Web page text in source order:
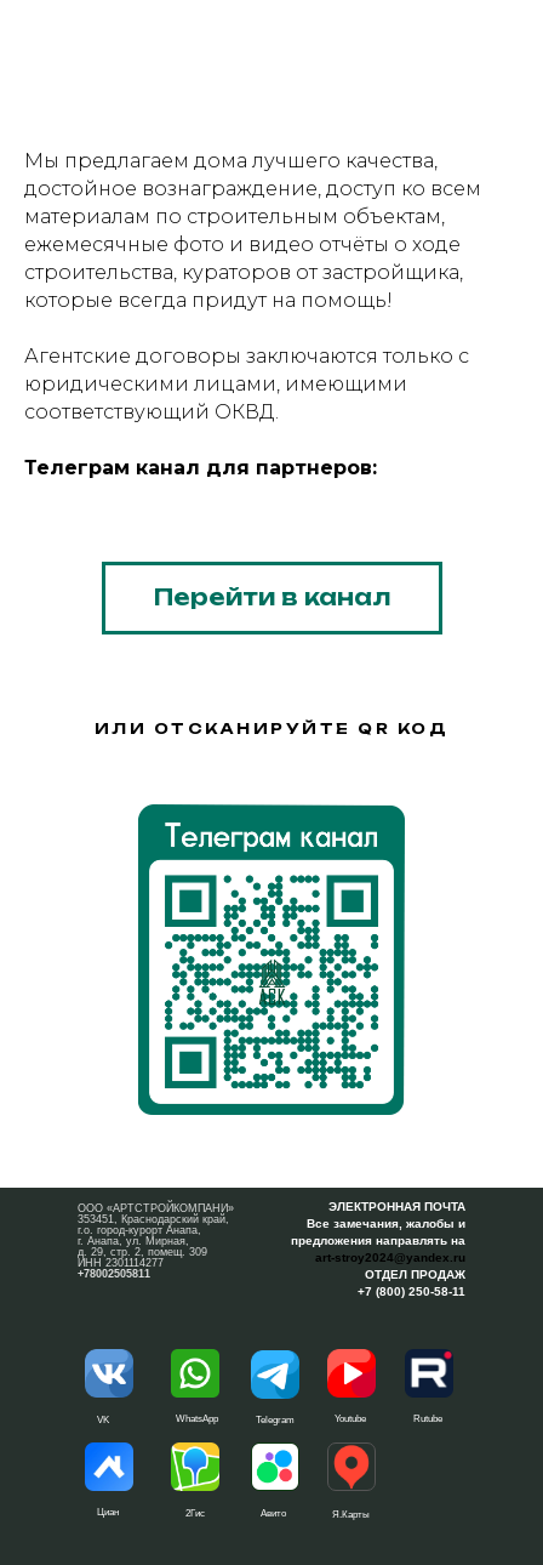
Мы предлагаем дома лучшего качества,
достойное вознаграждение, доступ ко всем
материалам по строительным объектам,
ежемесячные фото и видео отчёты о ходе
строительства, кураторов от застройщика,
которые всегда придут на помощь!
Агентские договоры заключаются только с
юридическими лицами, имеющими
соответствующий ОКВД.
Телеграм канал для партнеров:
Перейти в канал
ИЛИ ОТСКАНИРУЙТЕ QR КОД
Youtube
WhatsApp
VK Telegram
Авито Я.Карты
Rutube
Циан 2Гис
ООО «АРТСТРОЙКОМПАНИ»
353451, Краснодарский край,
г.о. город-курорт Анапа,
г. Анапа, ул. Мирная,
д. 29, стр. 2, помещ. 309
ИНН 2301114277
+78002505811
ЭЛЕКТРОННАЯ ПОЧТА
Все замечания, жалобы и
предложения направлять на
art-stroy2024@yandex.ru
ОТДЕЛ ПРОДАЖ
+7 (800) 250-58-11